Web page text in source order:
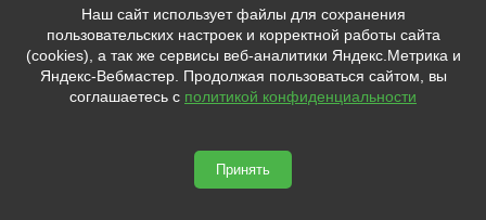
shop.placemark.ru © 2026
Техническая поддержка support@placemark.ru

Наш сайт использует файлы для сохранения
пользовательских настроек и корректной работы сайта
(cookies), а так же сервисы веб-аналитики Яндекс.Метрика и
Яндекс-Вебмастер. Продолжая пользоваться сайтом, вы
соглашаетесь с политикой конфиденциальности
Принять